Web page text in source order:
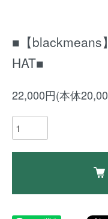
■【blackmeans
HAT■
22,000円(本体